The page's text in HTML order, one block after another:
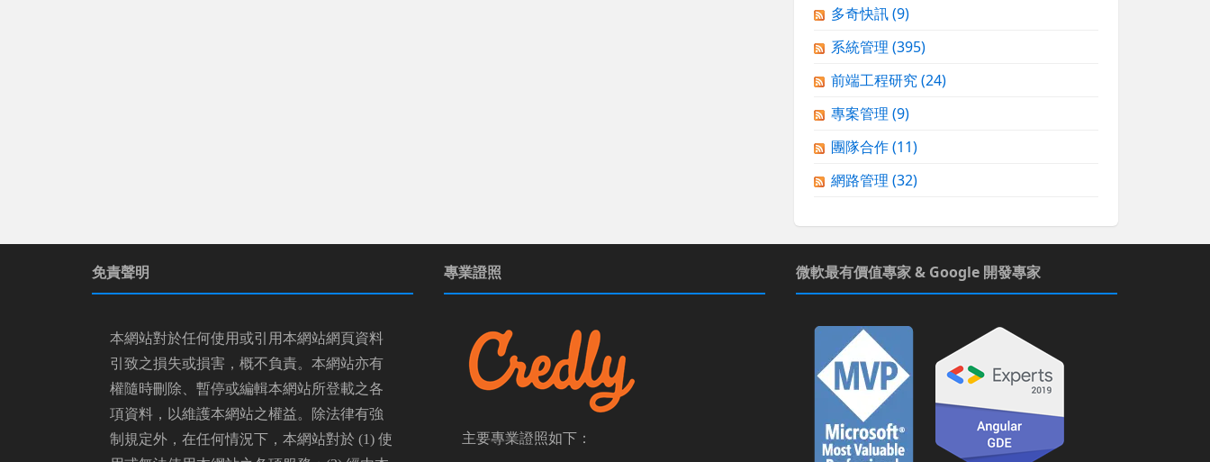
多奇快訊(9)
系統管理 (395)
前端工程研究(24)
專案管理 (9)
團隊合作(11)
網路管理 (32)
免責聲明
本網站對於任何使用或引用本網站網頁資料
引致之損失或損害，概不負責。本網站亦有
權隨時刪除、暫停或編輯本網站所登載之各
項資料，以維護本網站之權益。除法律有強
制規定外，在任何情況下，本網站對於 (1) 使
專業證照
主要專業證照如下：
微軟最有價值專家 & Google 開發專家